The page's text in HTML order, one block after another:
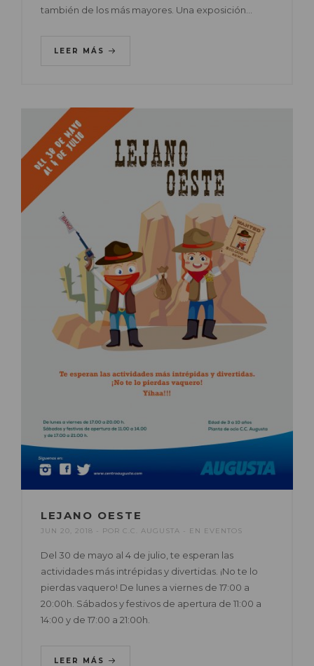
también de los más mayores. Una exposición…
LEER MÁS
LEJANO OESTE
JUN 20, 2018 POR C.C. AUGUSTA EN EVENTOS
Del 30 de mayo al 4 de julio, te esperan las
actividades más intrépidas y divertidas. ¡No te lo
pierdas vaquero! De lunes a viernes de 17:00 a
20:00h. Sábados y festivos de apertura de 11:00 a
14:00 y de 17:00 a 21:00h.
LEER MÁS